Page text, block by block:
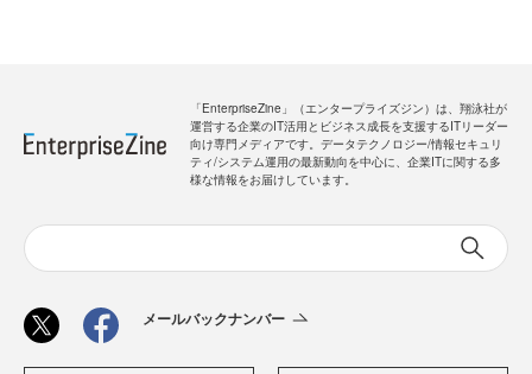
「EnterpriseZine」（エンタープライズジン）は、翔泳社が
運営する企業のIT活用とビジネス成長を支援するITリーダー
向け専門メディアです。データテクノロジー/情報セキュリ
ティ/システム運用の最新動向を中心に、企業ITに関する多
様な情報をお届けしています。
メールバックナンバー